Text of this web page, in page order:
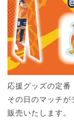
応援グッズの定番
その日のマッチが
販売いたします。